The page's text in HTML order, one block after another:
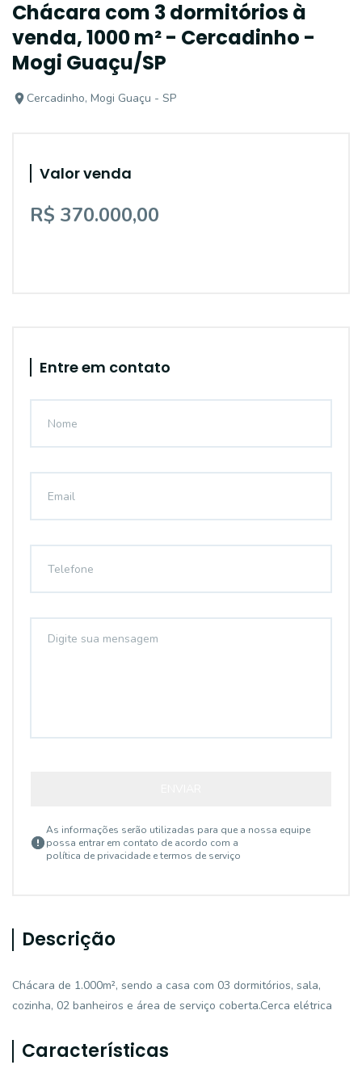
Chácara com 3 dormitórios à
venda, 1000 m² - Cercadinho -
Mogi Guaçu/SP
Cercadinho, Mogi Guaçu - SP
Valor venda
R$ 370.000,00
Entre em contato
As informações serão utilizadas para que a nossa equipe
possa entrar em contato de acordo com a
política de privacidade e termos de serviço
Descrição
Chácara de 1.000m², sendo a casa com 03 dormitórios, sala,
cozinha, 02 banheiros e área de serviço coberta.Cerca elétrica
Características